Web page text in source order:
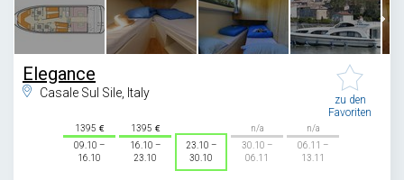
Elegance
Casale Sul Sile, Italy
zu den
Favoriten
1395
09.10 –
16.10
1395
16.10 –
23.10
23.10 –
30.10
n/a
30.10 –
06.11
n/a
06.11 –
13.11